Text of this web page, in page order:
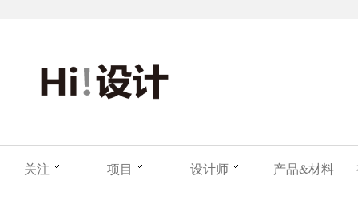
关注 项目 设计师 产品&材料